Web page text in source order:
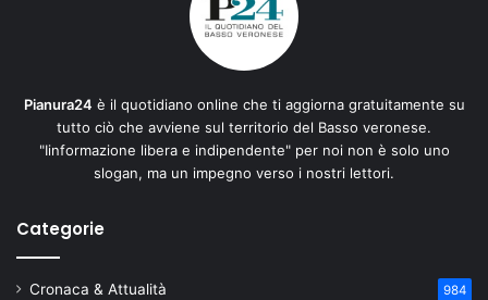
Pianura24 è il quotidiano online che ti aggiorna gratuitamente su
tutto ciò che avviene sul territorio del Basso veronese.
"Iinformazione libera e indipendente" per noi non è solo uno
slogan, ma un impegno verso i nostri lettori.
Categorie
Cronaca & Attualità 984